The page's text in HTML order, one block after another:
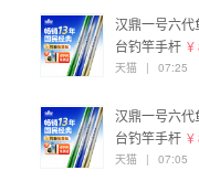
汉鼎一号六
台钓竿手杆 ¥
天猫 | 07:25
汉鼎一号六
台钓竿手杆 ¥
天猫 | 07:05